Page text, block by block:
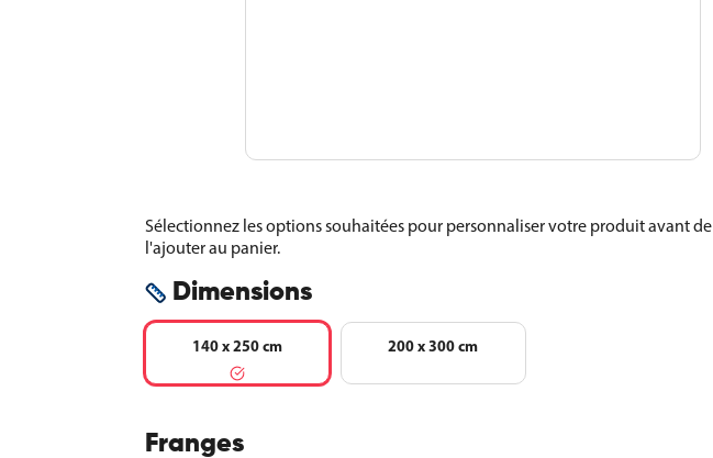
Sélectionnez les options souhaitées pour personnaliser votre produit avant de
l'ajouter au panier.
Dimensions
140 x 250 cm 200 x 300 cm
Franges